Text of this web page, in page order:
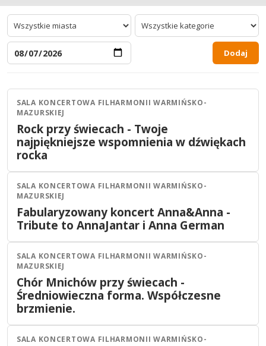
Dodaj
Olsztyn Koncert
21 2026 19:30
SALA KONCERTOWA FILHARMONII WARMIŃSKO-
MAZURSKIEJ
Rock przy świecach - Twoje
najpiękniejsze wspomnienia w dźwiękach
rocka
Olsztyn Koncert
20 WRZ
2026 17:00
SALA KONCERTOWA FILHARMONII WARMIŃSKO-
MAZURSKIEJ
Fabularyzowany koncert Anna&Anna -
Tribute to AnnaJantar i Anna German
Olsztyn Koncert
22 WRZ
2026 19:30
SALA KONCERTOWA FILHARMONII WARMIŃSKO-
MAZURSKIEJ
Chór Mnichów przy świecach -
Średniowieczna forma. Współczesne
brzmienie.
Olsztyn Koncert
SALA KONCERTOWA FILHARMONII WARMIŃSKO-